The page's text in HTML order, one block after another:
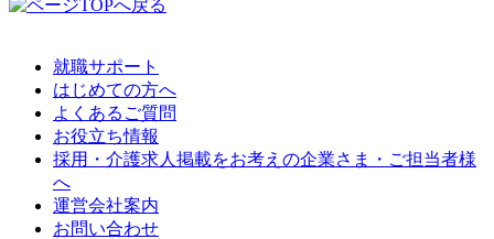
就職サポート
はじめての方へ
よくあるご質問
お役立ち情報
採用・介護求人掲載をお考えの企業さま・ご担当者様
へ
運営会社案内
お問い合わせ